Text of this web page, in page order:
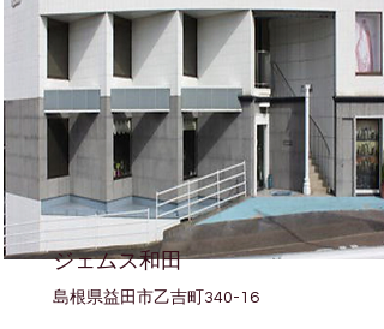
ジェムス和田
島根県益田市乙吉町340-16